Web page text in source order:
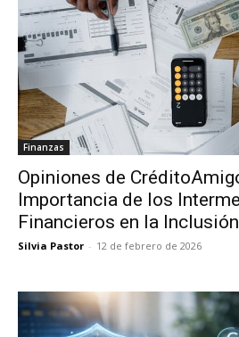
Finanzas
Opiniones de
Importancia de los
Financieros en la
Silvia Pastor - 12 de febrero de 2026